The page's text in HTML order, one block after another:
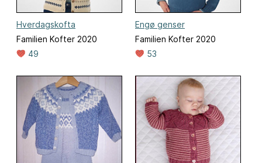
Hverdagskofta
Familien Kofter 2020
49
Engø genser
Familien Kofter 2020
53